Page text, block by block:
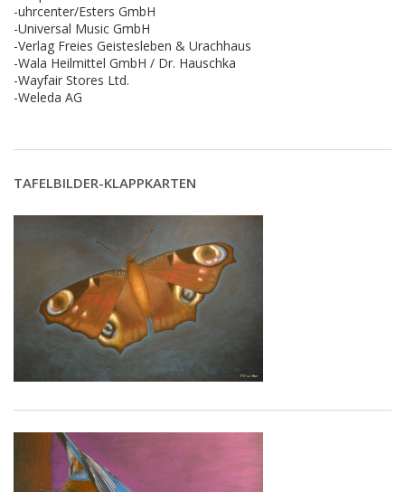
-uhrcenter/Esters GmbH
-Universal Music GmbH
-Verlag Freies Geistesleben & Urachhaus
-Wala Heilmittel GmbH / Dr. Hauschka
-Wayfair Stores Ltd.
-Weleda AG
TAFELBILDER-KLAPPKARTEN